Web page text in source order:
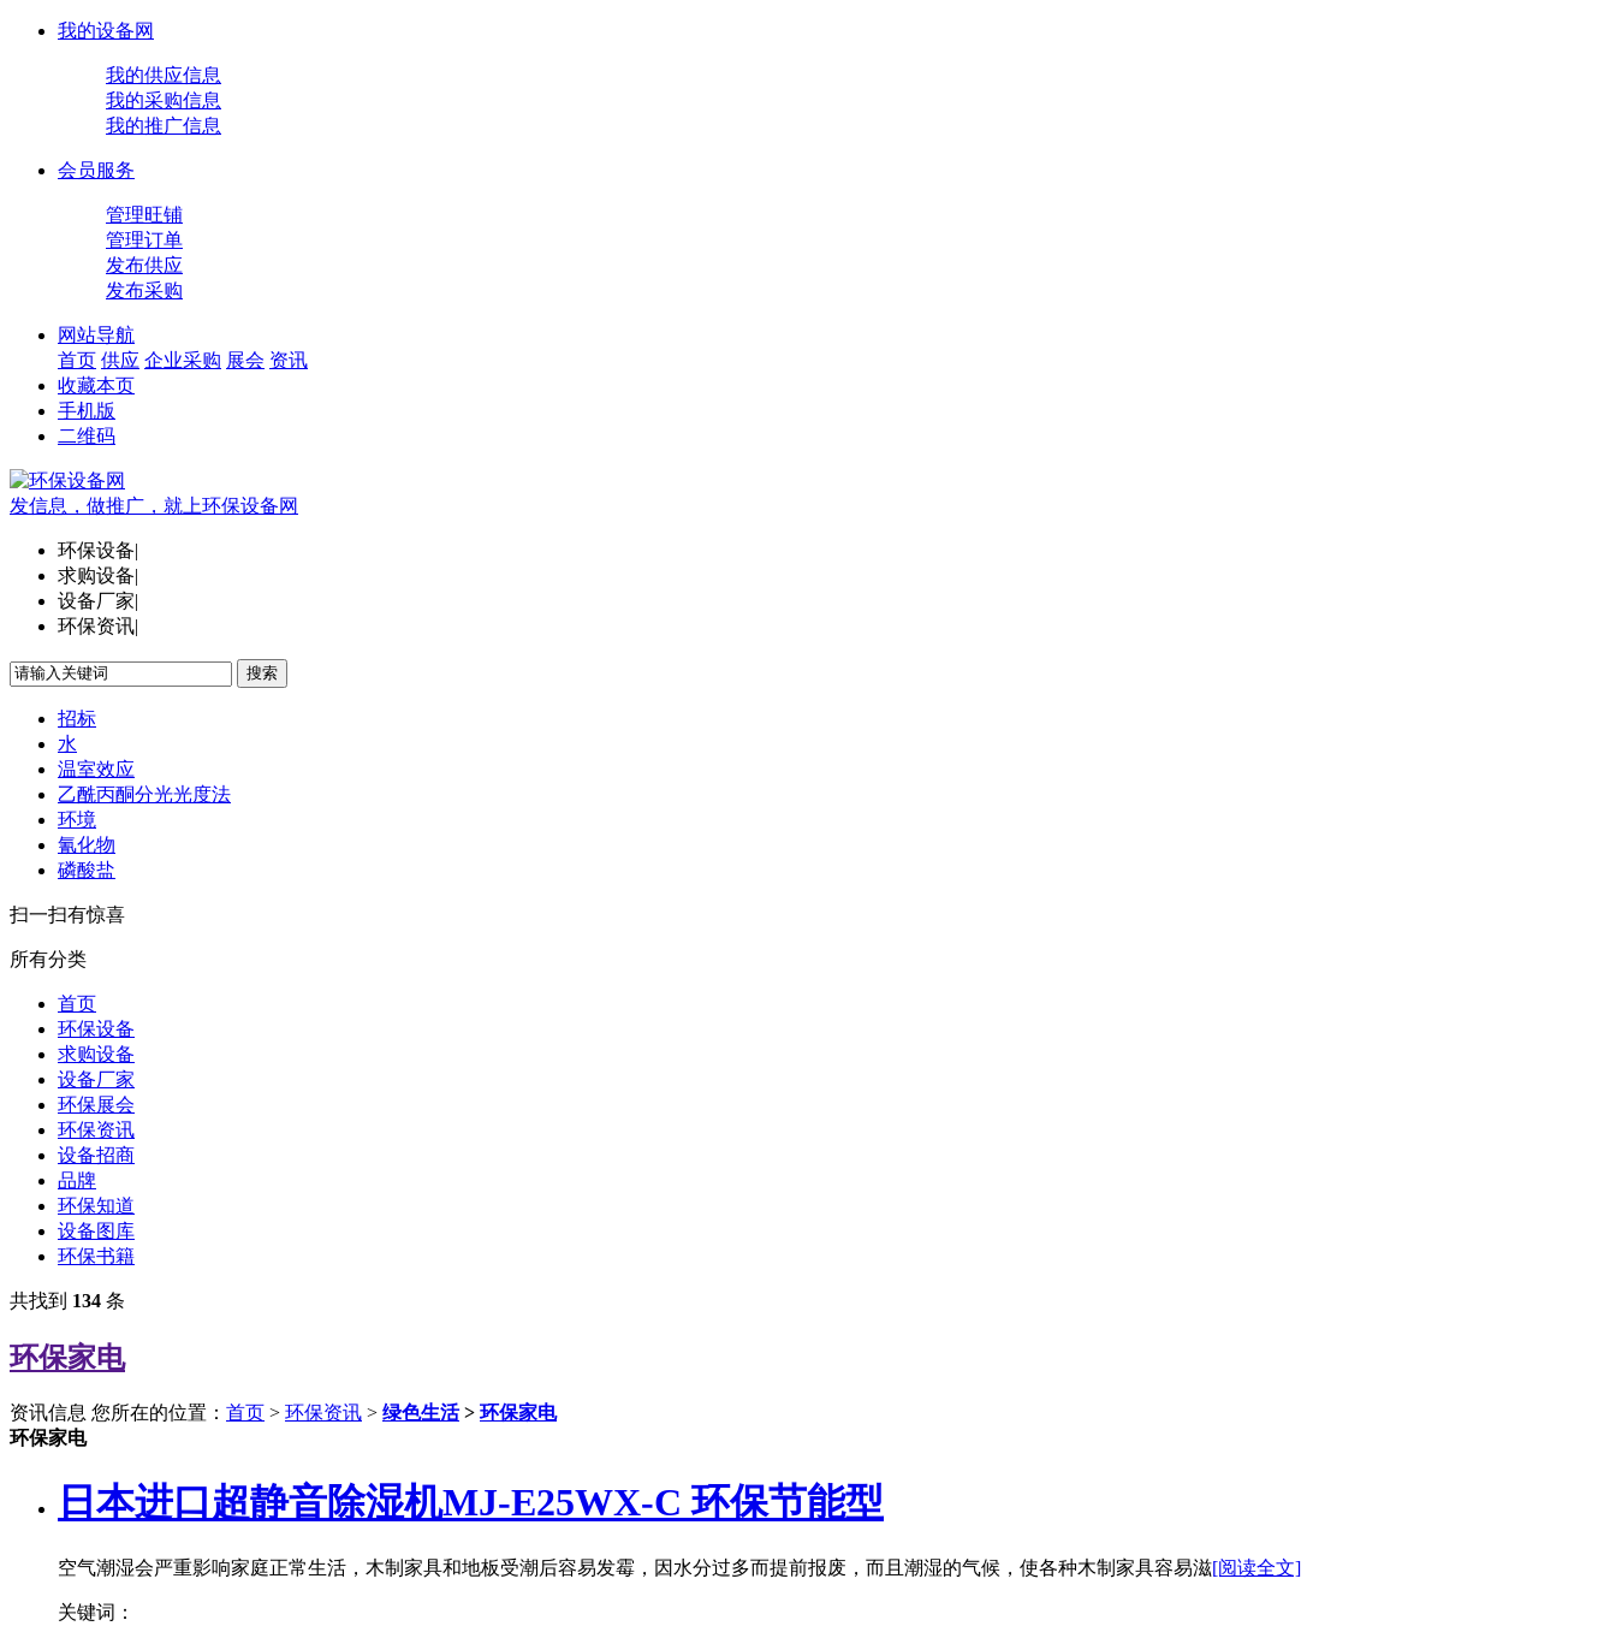
我的设备网
我的供应信息
我的采购信息
我的推广信息
会员服务
管理旺铺
管理订单
发布供应
发布采购
网站导航
首页 供应 企业采购 展会 资讯
收藏本页
手机版
二维码
发信息，做推广，就上环保设备网
环保设备|
求购设备|
设备厂家|
环保资讯|
搜索
招标
水
温室效应
乙酰丙酮分光光度法
环境
氰化物
磷酸盐
扫一扫有惊喜
所有分类
首页
环保设备
求购设备
设备厂家
环保展会
环保资讯
设备招商
品牌
环保知道
设备图库
环保书籍
共找到 134 条
环保家电
资讯信息 您所在的位置： 首页 > 环保资讯 > 绿色生活> 环保家电
环保家电
日本进口超静音除湿机MJ-E25WX-C 环保节能型
空气潮湿会严重影响家庭正常生活，木制家具和地板受潮后容易发霉，因水分过多而提前报废，而且潮湿的气候，使各种木制家具容易滋[阅读全文]
关键词：